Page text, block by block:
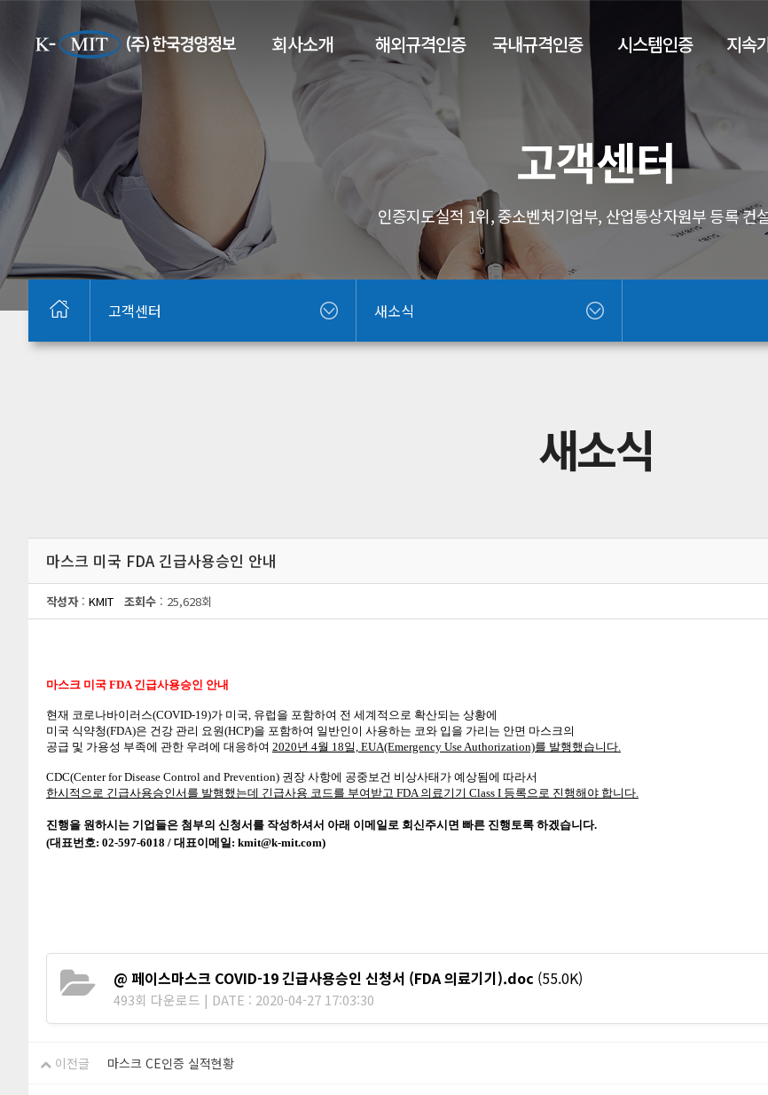
회사소개 해외규격인증 국내규격인증 시스템인증 지속
고객센터
인증지도실적 1위, 중소벤처기업부, 산업통상자원부 등록 컨
고객센터 새소식
새소식
마스크 미국 FDA 긴급사용승인 안내
작성자: KMIT 조회수 : 25,628회
마스크 미국 FDA 긴급사용승인 안내
현재 코로나바이러스(COVID-19)가 미국, 유럽을 포함하여 전 세계적으로 확산되는 상황에
미국 식약청(FDA)은 건강 관리 요원(HCP)을 포함하여 일반인이 사용하는 코와 입을 가리는 안면 마스크의
공급 및 가용성 부족에 관한 우려에 대응하여 2020년 4월 18일, EUA(Emergency Use Authorization)를 발행했습니다.
CDC(Center for Disease Control and Prevention) 권장 사항에 공중보건 비상사태가 예상됨에 따라서
한시적으로 긴급사용승인서를 발행했는데 긴급사용 코드를 부여받고 FDA 의료기기 Class I 등록으로 진행해야 합니다.
진행을 원하시는 기업들은 첨부의 신청서를 작성하셔서 아래 이메일로 회신주시면 빠른 진행토록 하겠습니다.
(대표번호: 02-597-6018 / 대표이메일: kmit@k-mit.com)
@ 페이스마스크 COVID-19 긴급사용승인 신청서 (FDA 의료기기).doc (55.0K)
493회 다운로드 | DATE : 2020-04-27 17:03:30
이전글 마스크 CE인증 실적현황